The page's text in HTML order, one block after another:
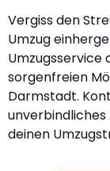
Vergiss den
Umzug
Umzugsservice
sorgenfreien
Darmstadt.
unverbindliches
deinen